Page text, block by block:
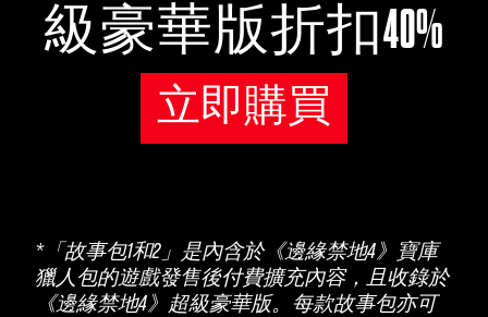
級豪華版折扣40%
立即購買
*「故事包1和2」是內含於《邊緣禁地4》寶庫
獵人包的遊戲發售後付費擴充內容，且收錄於
《邊緣禁地4》超級豪華版。每款故事包亦可